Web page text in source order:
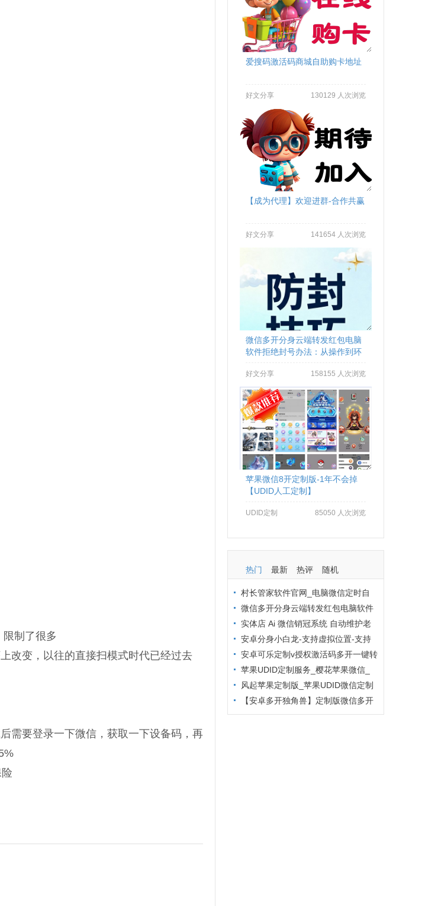
制了很多
改变，以往的直接扫模式时代已经过去
需要登录一下微信，获取一下设备码，再
爱搜码激活码商城自助购卡地址
好文分享 130129 人次浏览
【成为代理】欢迎进群-合作共赢
好文分享 141654 人次浏览
微信多开分身云端转发红包电脑
软件拒绝封号办法：从操作到环
好文分享 158155 人次浏览
苹果微信8开定制版-1年不会掉
【UDID人工定制】
UDID定制 85050 人次浏览
热门 最新 热评 随机
村长管家软件官网_电脑微信定时自
动群发软件_村长管家微信营销
微信多开分身云端转发红包电脑软件
拒绝封号办法：从操作到环境全流程避
坑
实体店 Ai 微信销冠系统 自动维护老
客户 24 小时在线客服解决方案
安卓分身小白龙-支持虚拟位置-支持
主题更换
安卓可乐定制v授权激活码多开一键转
发苹果UDID定制服务_樱花苹果微信_
定制多开专属版本
风起苹果定制版_苹果UDID微信定制
_微信分身定制服务
【安卓多开独角兽】定制版微信多开
防封6.2版本